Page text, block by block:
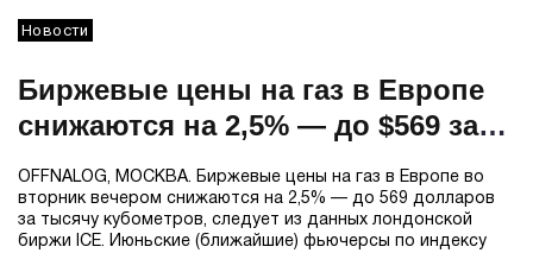
Новости
Биржевые цены на газ в Европе
снижаются на 2,5% — до $569 за
тыс кубометров
OFFNALOG, МОСКВА. Биржевые цены на газ в Европе во
вторник вечером снижаются на 2,5% — до 569 долларов
за тысячу кубометров, следует из данных лондонской
биржи ICE. Июньские (ближайшие) фьючерсы по индексу